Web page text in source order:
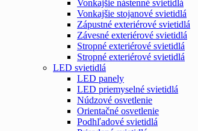
Vonkajšie nástenné svietidlá
Vonkajšie stojanové svietidlá
Zápustné exteriérové svietidlá
Závesné exteriérové svietidlá
Stropné exteriérové svietidlá
Stropné exteriérové svietidlá
LED svietidlá
LED panely
LED priemyselné svietidlá
Núdzové osvetlenie
Orientačné osvetlenie
Podhľadové svietidlá